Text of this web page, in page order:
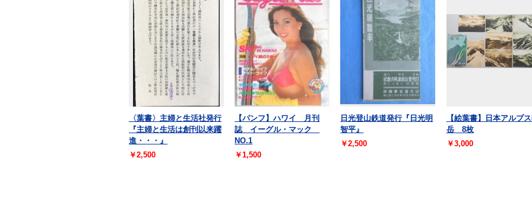
〈葉書〉主婦と生活社発行
『主婦と生活は創刊以来躍
進・・・』
￥2,500
【パンフ】ハワイ 月刊
誌 イーグル・マック
NO.1
￥1,500
日光登山鉄道発行『日光明
智平』
￥2,500
【絵葉書】日本アルプ
岳 8枚
￥3,000